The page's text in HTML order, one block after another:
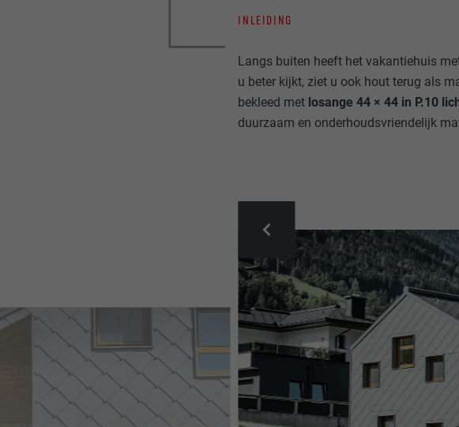
INLEIDING
Langs buiten heeft het vakantiehuis
u beter kijkt, ziet u ook hout terug als
bekleed met losange 44 × 44 in P.10
duurzaam en onderhoudsvriendelijk